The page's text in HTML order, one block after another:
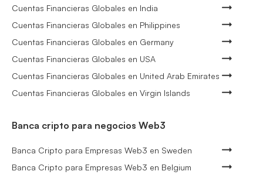
Cuentas Financieras Globales en India
Cuentas Financieras Globales en Philippines
Cuentas Financieras Globales en Germany
Cuentas Financieras Globales en USA
Cuentas Financieras Globales en United Arab Emirates
Cuentas Financieras Globales en Virgin Islands
Banca cripto para negocios Web3
Banca Cripto para Empresas Web3 en Sweden
Banca Cripto para Empresas Web3 en Belgium